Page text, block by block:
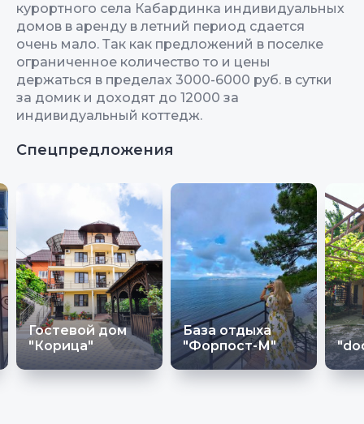
курортного села Кабардинка индивидуальных
домов в аренду в летний период сдается
очень мало. Так как предложений в поселке
ограниченное количество то и цены
держаться в пределах 3000-6000 руб. в сутки
за домик и доходят до 12000 за
индивидуальный коттедж.
Спецпредложения
Гостевой дом
"Корица"
База отдыха
"Форпост-М"